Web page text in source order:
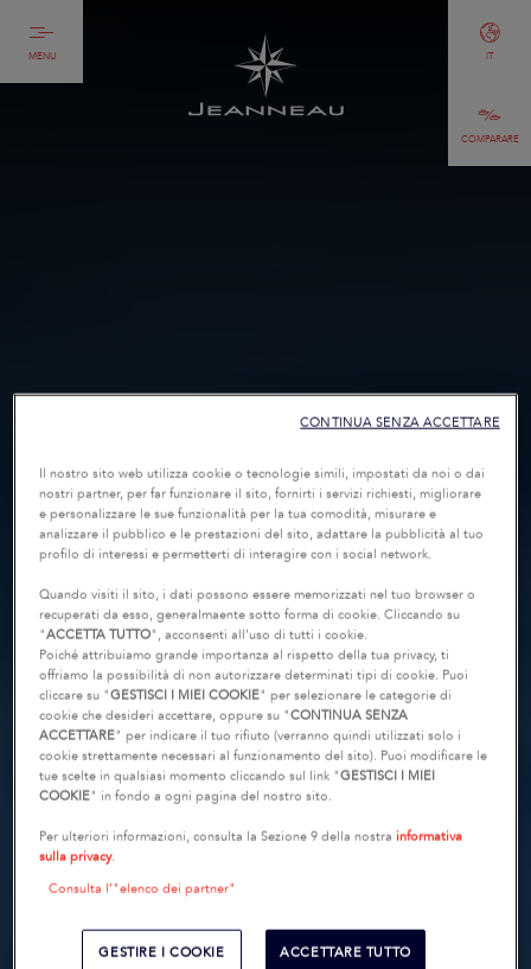
MENU
COMPARARE
IT
Il nostro sito web utilizza cookie o tecnologie simili, impostati da noi o dai
nostri partner, per far funzionare il sito, fornirti i servizi richiesti, migliorare
e personalizzare le sue funzionalità per la tua comodità, misurare e
analizzare il pubblico e le prestazioni del sito, adattare la pubblicità al tuo
profilo di interessi e permetterti di interagire con i social network.
Quando visiti il sito, i dati possono essere memorizzati nel tuo browser o
recuperati da esso, generalmaente sotto forma di cookie. Cliccando su
"ACCETTA TUTTO", acconsenti all’uso di tutti i cookie.
Poiché attribuiamo grande importanza al rispetto della tua privacy, ti
offriamo la possibilità di non autorizzare determinati tipi di cookie. Puoi
cliccare su "GESTISCI I MIEI COOKIE" per selezionare le categorie di
cookie che desideri accettare, oppure su "CONTINUA SENZA
ACCETTARE" per indicare il tuo rifiuto (verranno quindi utilizzati solo i
cookie strettamente necessari al funzionamento del sito). Puoi modificare le
tue scelte in qualsiasi momento cliccando sul link "GESTISCI I MIEI
COOKIE" in fondo a ogni pagina del nostro sito.
Per ulteriori informazioni, consulta la Sezione 9 della nostra informativa
sulla privacy.
Consulta l’"elenco dei partner"
GESTIRE I COOKIE ACCETTARE TUTTO
CONTINUA SENZA ACCETTARE